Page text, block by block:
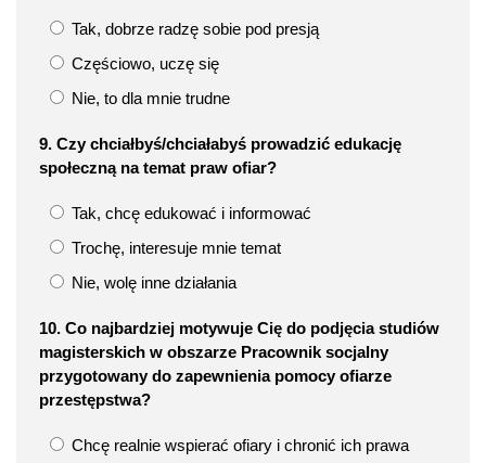
Tak, dobrze radzę sobie pod presją
Częściowo, uczę się
Nie, to dla mnie trudne
9. Czy chciałbyś/chciałabyś prowadzić edukację
społeczną na temat praw ofiar?
Tak, chcę edukować i informować
Trochę, interesuje mnie temat
Nie, wolę inne działania
10. Co najbardziej motywuje Cię do podjęcia studiów
magisterskich w obszarze Pracownik socjalny
przygotowany do zapewnienia pomocy ofiarze
przestępstwa?
Chcę realnie wspierać ofiary i chronić ich prawa